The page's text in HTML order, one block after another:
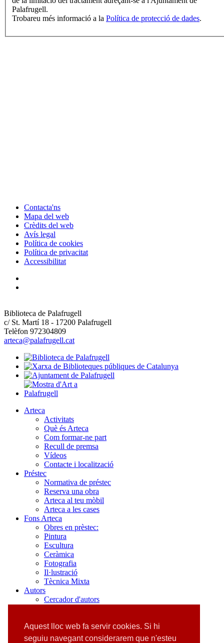
Aquest lloc web fa servir cookies. Si hi
seguiu navegant considerarem que n'esteu
Palafrugell.
Trobareu més informació a la Política de protecció de dades.
Contacta'ns
Mapa del web
Crèdits del web
Avís legal
Política de cookies
Política de privacitat
Accessibilitat
Biblioteca de Palafrugell
c/ St. Martí 18 - 17200 Palafrugell
Telèfon 972304809
arteca@palafrugell.cat
Arteca
Activitats
Què és Arteca
Com formar-ne part
Recull de premsa
Vídeos
Contacte i localització
Préstec
Normativa de préstec
Reserva una obra
Arteca al teu mòbil
Arteca a les cases
Fons Arteca
Obres en prèstec:
Pintura
Escultura
Ceràmica
Fotografia
Il·lustració
Tècnica Mixta
Autors
Cercador d'autors
Ceràmica
Fotografia